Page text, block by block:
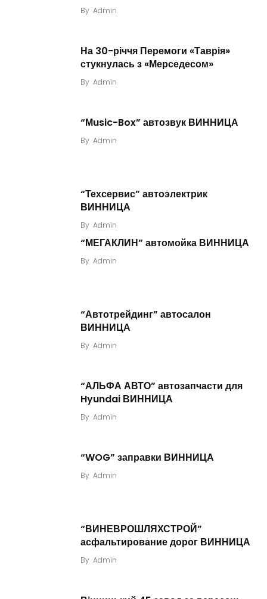
By Admin
На 30-річчя Перемоги «Таврія»
стукнулась з «Мерседесом»
By Admin
“Мusic-Box” автозвук ВИННИЦА
By Admin
“Техсервис” автоэлектрик
ВИННИЦА
By Admin
“МЕГАКЛИН” автомойка ВИННИЦА
By Admin
“Автотрейдинг” автосалон
ВИННИЦА
By Admin
“АЛЬФА АВТО” автозапчасти для
Hyundai ВИННИЦА
By Admin
“WOG” заправки ВИННИЦА
By Admin
“ВИНЕВРОШЛЯХСТРОЙ”
асфальтирование дорог ВИННИЦА
By Admin